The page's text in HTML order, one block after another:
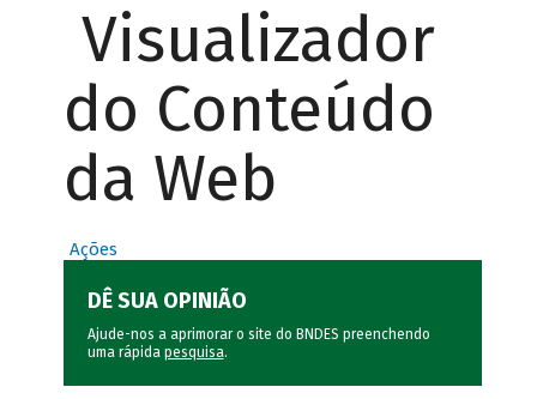
Visualizador
do Conteúdo
da Web
Ações
DÊ SUA OPINIÃO
Ajude-nos a aprimorar o site do BNDES preenchendo
uma rápida pesquisa.